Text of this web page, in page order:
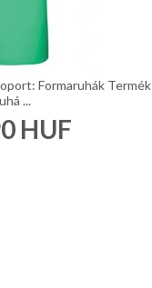
Formaruhák
...
HUF